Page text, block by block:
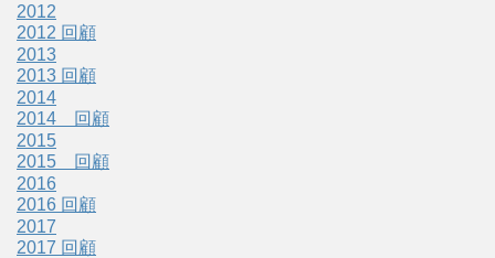
2012
2012 回顧
2013
2013 回顧
2014
2014 回顧
2015
2015 回顧
2016
2016 回顧
2017
2017 回顧